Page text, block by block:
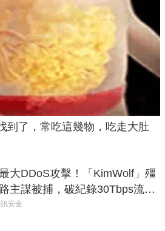
到了，常吃這幾物，吃走大肚
大DDoS攻擊！「KimWolf」殭
主謀被捕，破紀錄30Tbps流量
球！
安全